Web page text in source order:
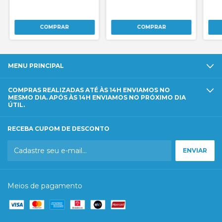
MENU PRINCIPAL
COMPRAS REALIZADAS ATÉ ÀS 14H ENVIAMOS NO
MESMO DIA. APÓS ÀS 14H ENVIAMOS NO PRÓXIMO DIA
ÚTIL.
RECEBA CUPOM DE DESCONTO
Meios de pagamento